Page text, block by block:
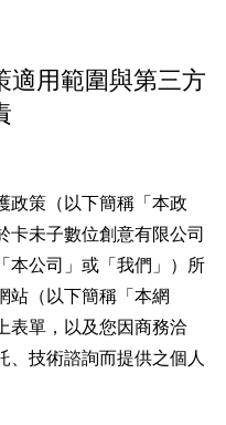
適用範圍與第三方
政策（以下簡稱「本政
卡未子數位創意有限公司
本公司」或「我們」）所
站（以下簡稱「本網
表單，以及您因商務洽
、技術諮詢而提供之個人